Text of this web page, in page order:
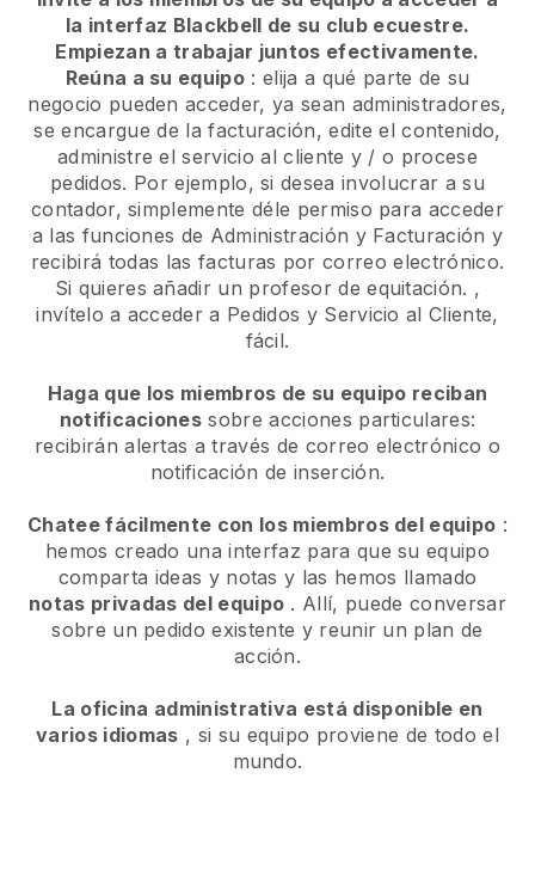
la interfaz Blackbell de su club ecuestre.
Empiezan a trabajar juntos efectivamente.
Reúna a su equipo : elija a qué parte de su
negocio pueden acceder, ya sean administradores,
se encargue de la facturación, edite el contenido,
administre el servicio al cliente y / o procese
pedidos. Por ejemplo, si desea involucrar a su
contador, simplemente déle permiso para acceder
a las funciones de Administración y Facturación y
recibirá todas las facturas por correo electrónico.
Si quieres añadir un profesor de equitación. ,
invítelo a acceder a Pedidos y Servicio al Cliente,
fácil.
Haga que los miembros de su equipo reciban
notificaciones sobre acciones particulares:
recibirán alertas a través de correo electrónico o
notificación de inserción.
Chatee fácilmente con los miembros del equipo :
hemos creado una interfaz para que su equipo
comparta ideas y notas y las hemos llamado
notas privadas del equipo . Allí, puede conversar
sobre un pedido existente y reunir un plan de
acción.
La oficina administrativa está disponible en
varios idiomas , si su equipo proviene de todo el
mundo.